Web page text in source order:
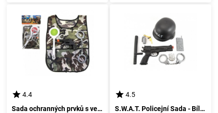
4.4
Sada ochranných prvků s vestou a odznakem pro policejní hry
4.5
S.W.A.T. Policejní Sada - Bílý Oděv